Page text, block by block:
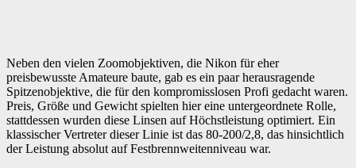
Neben den vielen Zoomobjektiven, die Nikon für eher
preisbewusste Amateure baute, gab es ein paar herausragende
Spitzenobjektive, die für den kompromisslosen Profi gedacht waren.
Preis, Größe und Gewicht spielten hier eine untergeordnete Rolle,
stattdessen wurden diese Linsen auf Höchstleistung optimiert. Ein
klassischer Vertreter dieser Linie ist das 80-200/2,8, das hinsichtlich
der Leistung absolut auf Festbrennweitenniveau war.